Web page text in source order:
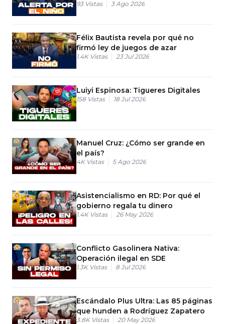
93 Vistas 3 Ago 2026
Félix Bautista revela por qué no
firmó ley de juegos de azar
1.4K Vistas 23 Jul 2026
Luiyi Espinosa: Tigueres Digitales
158 Vistas 18 Jul 2026
Manuel Cruz: ¿Cómo ser grande en
el país?
4K Vistas 5 Ago 2026
Asistencialismo en RD: Por qué el
gobierno regala tu dinero
1.4K Vistas 26 May 2026
Conflicto Gasolinera Nativa:
Operación ilegal en SDE
1.3K Vistas 8 Jul 2026
Escándalo Plus Ultra: Las 85 páginas
que hunden a Rodríguez Zapatero
3.8K Vistas 20 May 2026